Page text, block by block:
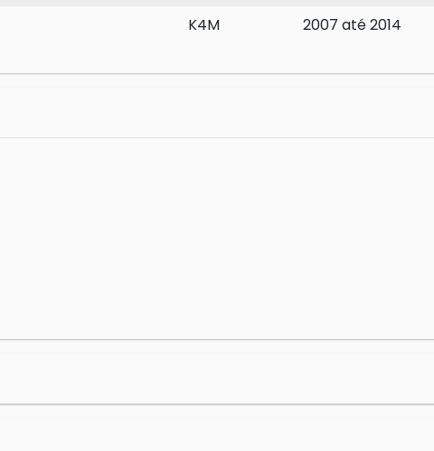
K4M 2007 até 2014